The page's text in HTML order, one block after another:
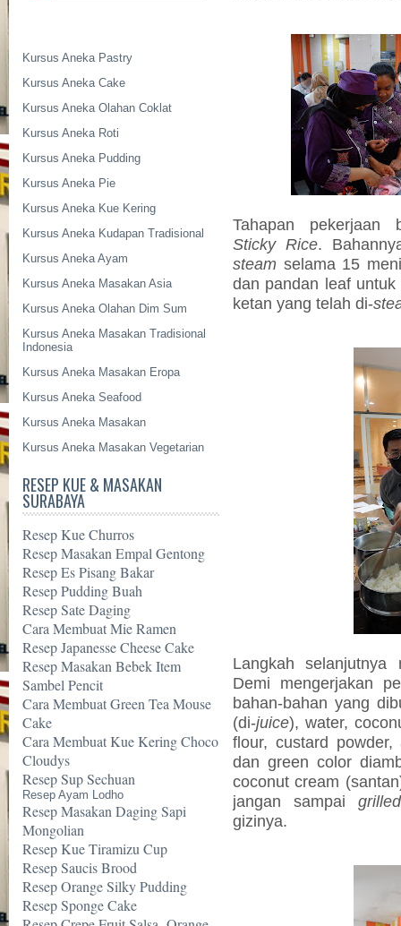
Kursus Aneka Pastry
Kursus Aneka Cake
Kursus Aneka Olahan Coklat
Kursus Aneka Roti
Kursus Aneka Pudding
Kursus Aneka Pie
Kursus Aneka Kue Kering
Kursus Aneka Kudapan Tradisional
Kursus Aneka Ayam
Kursus Aneka Masakan Asia
Kursus Aneka Olahan Dim Sum
Kursus Aneka Masakan Tradisional
Indonesia
Kursus Aneka Masakan Eropa
Kursus Aneka Seafood
Kursus Aneka Masakan
Kursus Aneka Masakan Vegetarian
RESEP KUE & MASAKAN
SURABAYA
Resep Kue Churros
Resep Masakan Empal Gentong
Resep Es Pisang Bakar
Resep Pudding Buah
Resep Sate Daging
Cara Membuat Mie Ramen
Resep Japanesse Cheese Cake
Resep Masakan Bebek Item
Sambel Pencit
Cara Membuat Green Tea Mouse
Cake
Cara Membuat Kue Kering Choco
Cloudys
Resep Sup Sechuan
Resep Ayam Lodho
Resep Masakan Daging Sapi
Mongolian
Resep Kue Tiramizu Cup
Resep Saucis Brood
Resep Orange Silky Pudding
Resep Sponge Cake
Tahapan pekerjaan
Sticky Rice.
steam selama 15
dan pandan leaf
ketan yang telah di-
Langkah
Demi mengerjakan
bahan-bahan yang
(di-juice), water,
flour, custard
dan green color
coconut cream
jangan sampai grilled
gizinya.